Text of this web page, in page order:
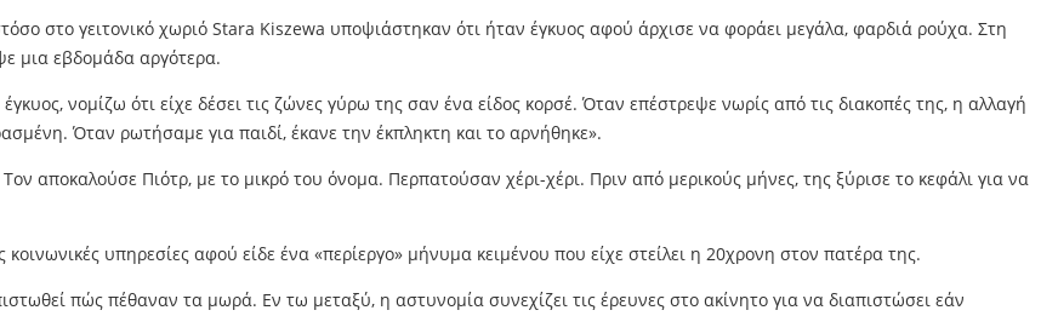
στο γειτονικό χωριό Stara Kiszewa υποψιάστηκαν ότι ήταν έγκυος αφού άρχισε να φοράει μεγάλα, φαρδιά ρούχα. Στη
μια εβδομάδα αργότερα.
νομίζω ότι είχε δέσει τις ζώνες γύρω της σαν ένα είδος κορσέ. Όταν επέστρεψε νωρίς από τις διακοπές της, η αλλαγή
Όταν ρωτήσαμε για παιδί, έκανε την έκπληκτη και το αρνήθηκε».
αποκαλούσε Πιότρ, με το μικρό του όνομα. Περπατούσαν χέρι-χέρι. Πριν από μερικούς μήνες, της ξύρισε το κεφάλι για να
υπηρεσίες αφού είδε ένα «περίεργο» μήνυμα κειμένου που είχε στείλει η 20χρονη στον πατέρα της.
πώς πέθαναν τα μωρά. Εν τω μεταξύ, η αστυνομία συνεχίζει τις έρευνες στο ακίνητο για να διαπιστώσει εάν